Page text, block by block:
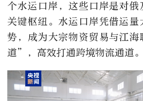
个水运口岸，这些口岸是对俄
关键枢纽。水运口岸凭借运量
势，成为大宗物资贸易与江
道”，高效打通跨境物流通道。